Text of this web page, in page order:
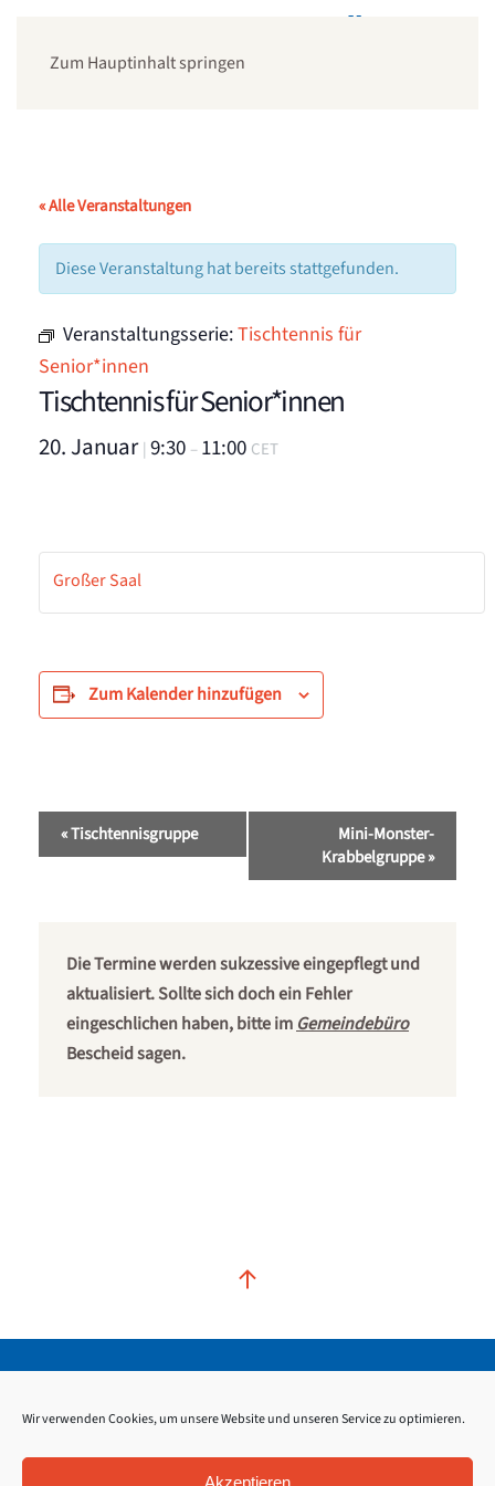
Wir verwenden Cookies, um unsere Website und unseren Service zu optimieren.
Akzeptieren
Zum Hauptinhalt springen
« Alle Veranstaltungen
Diese Veranstaltung hat bereits stattgefunden.
Veranstaltungsserie:Tischtennis für
Senior*innen
Tischtennis für Senior*innen
20. Januar| 9:30 –11:00 CET
Großer Saal
Zum Kalender hinzufügen
Veranstaltung-
Navigation
«Tischtennisgruppe
Mini-Monster-
Krabbelgruppe»
Die Termine werden sukzessive eingepflegt und
aktualisiert. Sollte sich doch ein Fehler
eingeschlichen haben, bitte im Gemeindebüro
Bescheid sagen.